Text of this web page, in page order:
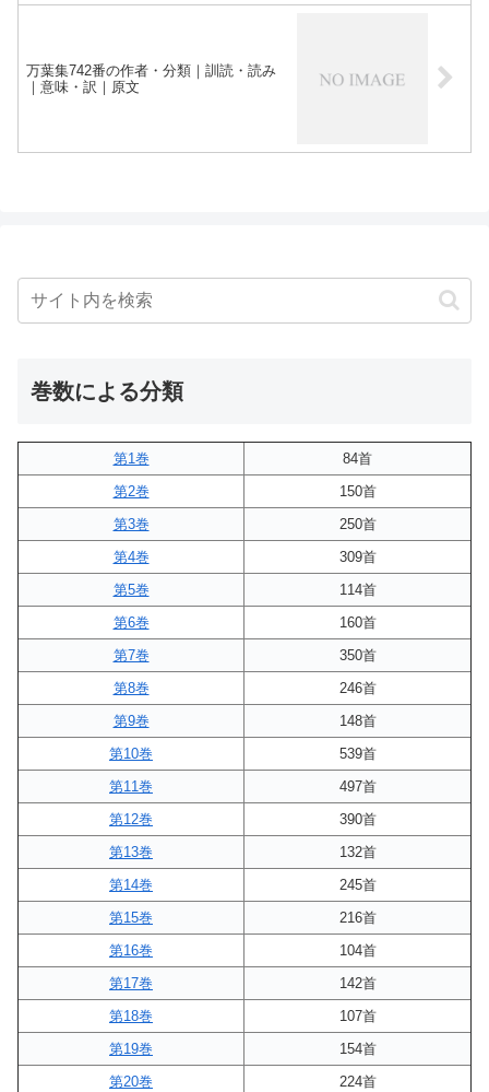
万葉集742番の作者・分類｜訓読・読み
｜意味・訳｜原文
巻数による分類
第1巻
84首
第2巻
150首
第3巻
250首
第4巻
309首
第5巻
114首
第6巻
160首
第7巻
350首
第8巻
246首
第9巻
148首
第10巻
539首
第11巻
497首
第12巻
390首
第13巻
132首
第14巻
245首
第15巻
216首
第16巻
104首
第17巻
142首
第18巻
107首
第19巻
154首
第20巻
224首